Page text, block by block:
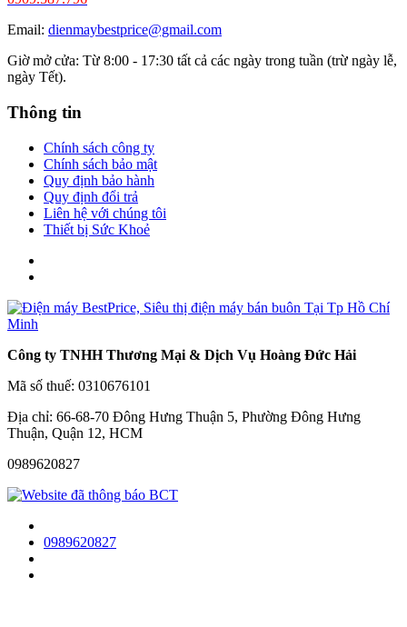
Email: dienmaybestprice@gmail.com
Giờ mở cửa: Từ 8:00 - 17:30 tất cả các ngày trong tuần (trừ ngày lễ,
ngày Tết).
Thông tin
Chính sách công ty
Chính sách bảo mật
Quy định bảo hành
Quy định đổi trả
Liên hệ với chúng tôi
Thiết bị Sức Khoẻ
Công ty TNHH Thương Mại & Dịch Vụ Hoàng Đức Hải
Mã số thuế: 0310676101
Địa chỉ: 66-68-70 Đông Hưng Thuận 5, Phường Đông Hưng
Thuận, Quận 12, HCM
0989620827
0989620827